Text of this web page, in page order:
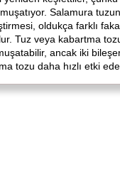
Salamura
oldukça farklı
Tuz veya kabartma
ancak iki
tozu daha hızlı etki